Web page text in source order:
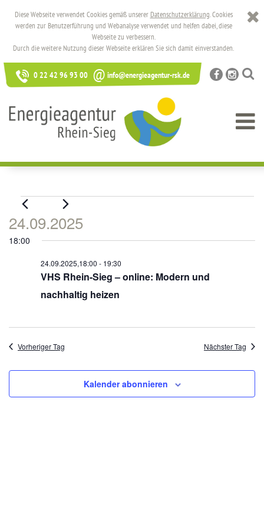
0 22 42 96 93 00 @ info@energieagentur-rsk.de
Veranstaltungen
für
24.09.2025
24.09.2025
Datum
18:00
VHS Rhein-Sieg – online: Modern und
nachhaltig heizen
24.09.2025,18:00 - 19:30
Vorheriger Tag Nächster Tag
Kalender abonnieren
Diese Webseite verwendet Cookies gemäß unserer Datenschutzerklärung. Cookies
werden zur Benutzerführung und Webanalyse verwendet und helfen dabei, diese
Webseite zu verbessern.
Durch die weitere Nutzung dieser Webseite erklären Sie sich damit einverstanden.